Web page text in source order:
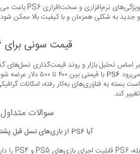
و جدید به شکلی همزمان و با کیفیت بالا ممکن شود
قیمت سونی برای PS6
می‌رود PS6
تغییر کند.
سوالات متداول
آیا PS6 از بازی‌های نسل قبل پشتیبانی می‌کند؟